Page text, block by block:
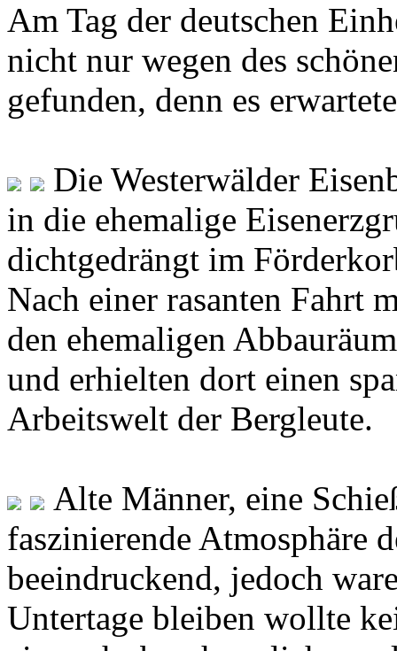
Am Tag der deutschen
nicht nur wegen des
gefunden, denn es
Die Westerwälder
in die ehemalige
dichtgedrängt im
Nach einer rasanten Fahrt
den ehemaligen
und erhielten dort einen
Arbeitswelt der Bergleute.
Alte Männer, eine
faszinierende Atmosphäre
beeindruckend, jedoch
Untertage bleiben wollte